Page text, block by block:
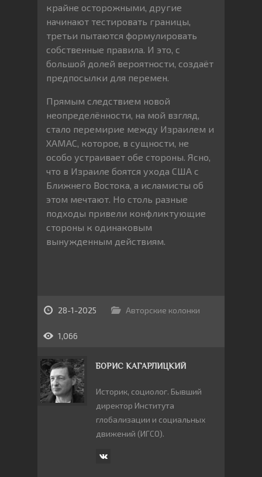
крайне осторожными, другие
начинают тестировать границы,
третьи пытаются формулировать
собственные правила. И это, с
большой долей вероятности, создаёт
предпосылки для перемен.
Прямым следствием новой
неопределённости, на мой взгляд,
стало перемирие между Израилем и
ХАМАС, которое, в сущности, не
особо устраивает обе стороны. Ясно,
что в Израиле боятся ухода США с
Ближнего Востока, а исламисты об
этом мечтают. Но столь разные
подходы привели конфликтующие
стороны к одинаковым
вынужденным действиям.
28-1-2025 Авторские колонки
1,066
БОРИС КАГАРЛИЦКИЙ
Историк, социолог. Бывший
директор Института
глобализации и социальных
движений (ИГСО).